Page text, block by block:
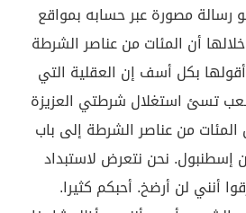
رسالة مصورة عبر حسابه بمواقع
أن المئات من عناصر الشرطة
بكل أسف إن العقلية التي
تسئ استغلال شرطتي العزيزة
المئات من عناصر الشرطة إلى باب
سكان إسطنبول. نحن نتعرض لاستبداد
أنني لن أرضخ. أحبكم كثيرا.